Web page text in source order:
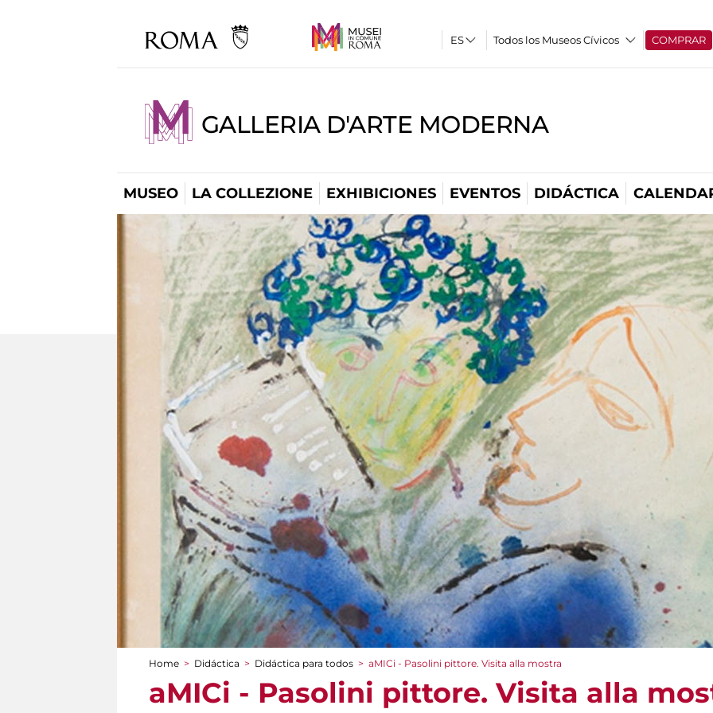
Todos los Museos Cívicos COMPRAR
GALLERIA D'ARTE MODERNA
MUSEO LA COLLEZIONE EXHIBICIONES EVENTOS DIDÁCTICA
You are here
Home > Didáctica > Didáctica para todos > aMICi - Pasolini pittore. Visita alla mostra
aMICi - Pasolini pittore. Visita alla